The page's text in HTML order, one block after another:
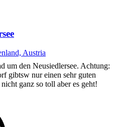
Austria
um den Neusiedlersee. Achtung:
gibtsw nur einen sehr guten
ganz so toll aber es geht!